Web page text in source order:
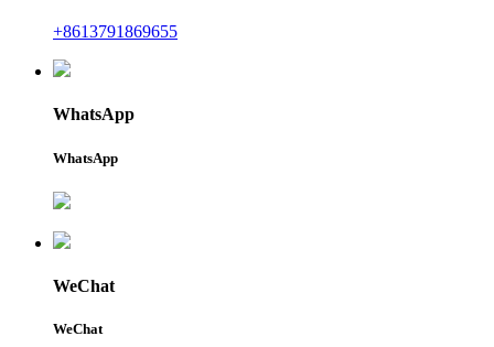
+8613791869655
WhatsApp
WhatsApp
WeChat
WeChat